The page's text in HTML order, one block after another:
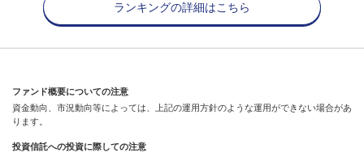
ランキングの詳細はこちら
ファンド概要についての注意
資金動向、市況動向等によっては、上記の運用方針のような運用ができない場合があ
ります。
投資信託への投資に際しての注意